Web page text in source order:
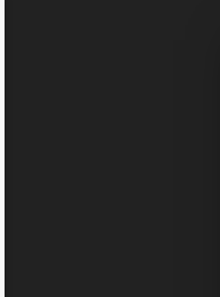
Sketchbook5,
Sketchbook5,
Sketchbook5,
Sketchbook5,